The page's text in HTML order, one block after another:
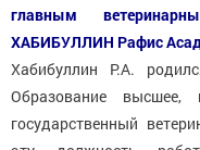
главным
ХАБИБУЛЛИН Рафис
Хабибуллин Р.А.
Образование
государственный